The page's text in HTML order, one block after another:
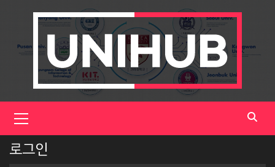
Menu
로그인